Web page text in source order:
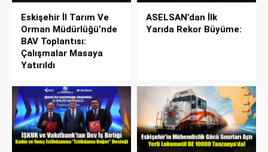
Eskişehir İl Tarım Ve
Orman Müdürlüğü’nde
BAV Toplantısı:
Çalışmalar Masaya
Yatırıldı
ASELSAN’dan İlk
Yarıda Rekor Büyüme: